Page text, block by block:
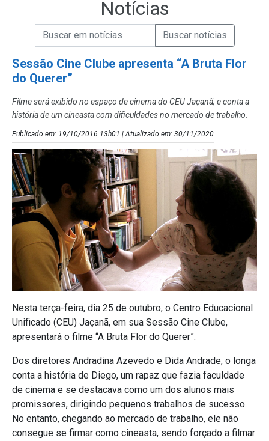
Notícias
Campo de Busca de Notícias
Campo de Busca de informaçõesEnviar a Busca de Notícias
Sessão Cine Clube apresenta “A Bruta Flor
do Querer”
Filme será exibido no espaço de cinema do CEU Jaçanã, e conta a
história de um cineasta com dificuldades no mercado de trabalho.
Publicado em: 19/10/2016 13h01 | Atualizado em: 30/11/2020
Nesta terça-feira, dia 25 de outubro, o Centro Educacional
Unificado (CEU) Jaçanã, em sua Sessão Cine Clube,
apresentará o filme “A Bruta Flor do Querer”.
Dos diretores Andradina Azevedo e Dida Andrade, o longa
conta a história de Diego, um rapaz que fazia faculdade
de cinema e se destacava como um dos alunos mais
promissores, dirigindo pequenos trabalhos de sucesso.
No entanto, chegando ao mercado de trabalho, ele não
consegue se firmar como cineasta, sendo forçado a filmar